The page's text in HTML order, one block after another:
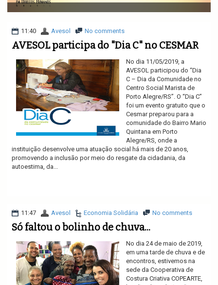
v
i
a
i
n
11:40 Avesol No comments
AVESOL participa do "Dia C" no CESMAR
No dia 11/05/2019, a
AVESOL participou do “Dia
C – Dia da Comunidade no
Centro Social Marista de
Porto Alegre/RS”. O “Dia C”
foi um evento gratuito que o
Cesmar preparou para a
comunidade do Bairro Mario
Quintana em Porto
Alegre/RS, onde a
instituição desenvolve uma atuação social há mais de 20 anos,
promovendo a inclusão por meio do resgate da cidadania, da
autoestima, da...
11:47 Avesol Economia Solidária No comments
Só faltou o bolinho de chuva...
No dia 24 de maio de 2019,
em uma tarde de chuva e de
encontros, estivemos na
sede da Cooperativa de
Costura Criativa COPEARTE,